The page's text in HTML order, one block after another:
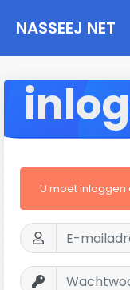
NASSEEJ NET
U moet